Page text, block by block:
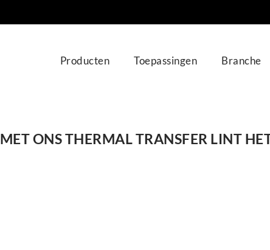
Producten Toepassingen Branche
MET ONS THERMAL TRANSFER LINT